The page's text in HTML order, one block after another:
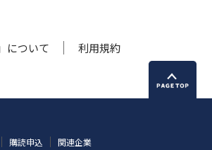
について 利用規約
購読申込 関連企業